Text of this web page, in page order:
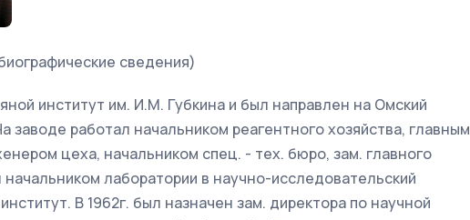
сведения)
институт им. И.М. Губкина и был направлен на Омский
работал начальником реагентного хозяйства, главным
цеха, начальником спец. - тех. бюро, зам. главного
лаборатории в научно-исследовательский
В 1962г. был назначен зам. директора по научной